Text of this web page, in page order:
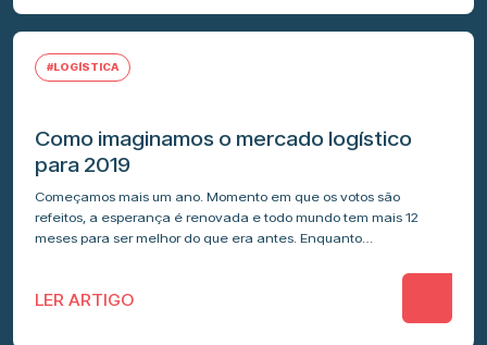
#LOGÍSTICA
Como imaginamos o mercado logístico
para 2019
Começamos mais um ano. Momento em que os votos são
refeitos, a esperança é renovada e todo mundo tem mais 12
meses para ser melhor do que era antes. Enquanto…
LER ARTIGO